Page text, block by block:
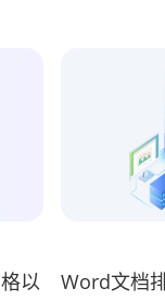
以
Word文档